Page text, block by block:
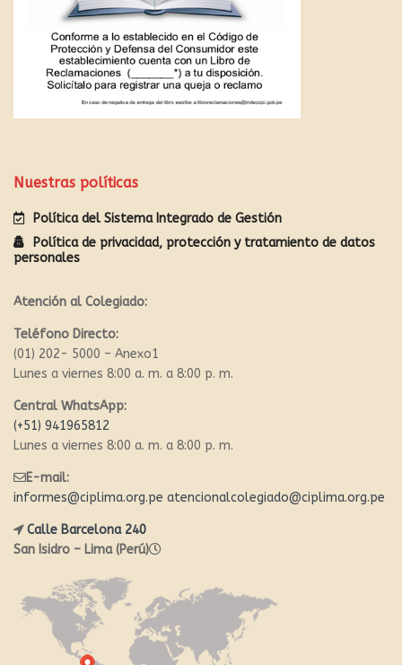
Nuestras políticas
Política del Sistema Integrado de Gestión
Política de privacidad, protección y tratamiento de datos
personales
Atención al Colegiado:
Teléfono Directo:
(01) 202- 5000 – Anexo1
Lunes a viernes 8:00 a. m. a 8:00 p. m.
Central WhatsApp:
(+51) 941965812
Lunes a viernes 8:00 a. m. a 8:00 p. m.
E-mail:
informes@ciplima.org.pe atencionalcolegiado@ciplima.org.pe
Calle Barcelona 240
San Isidro – Lima (Perú)